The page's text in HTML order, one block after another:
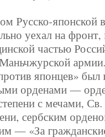
Русско-японской
уехал на фронт,
частью
японцев» был
орденами —
с мечами,
сербским
— «За